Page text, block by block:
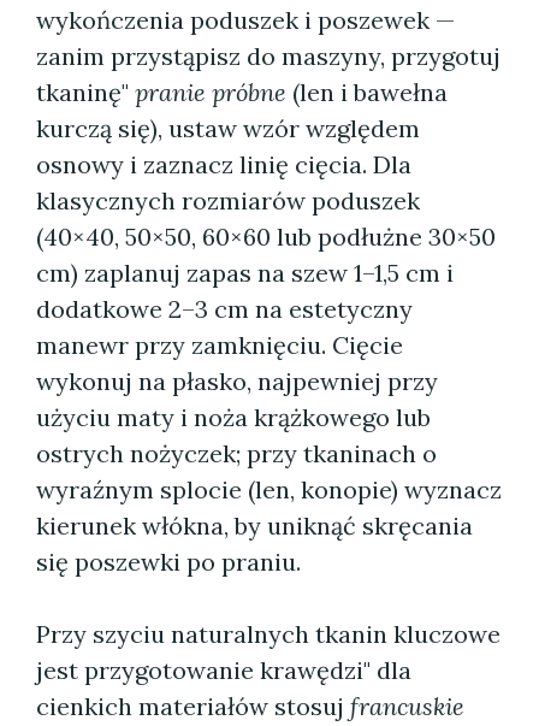
wykończenia poduszek i poszewek —
zanim przystąpisz do maszyny, przygotuj
tkaninę" pranie próbne (len i bawełna
kurczą się), ustaw wzór względem
osnowy i zaznacz linię cięcia. Dla
klasycznych rozmiarów poduszek
(40×40, 50×50, 60×60 lub podłużne 30×50
cm) zaplanuj zapas na szew 1–1,5 cm i
dodatkowe 2–3 cm na estetyczny
manewr przy zamknięciu. Cięcie
wykonuj na płasko, najpewniej przy
użyciu maty i noża krążkowego lub
ostrych nożyczek; przy tkaninach o
wyraźnym splocie (len, konopie) wyznacz
kierunek włókna, by uniknąć skręcania
się poszewki po praniu.
Przy szyciu naturalnych tkanin kluczowe
jest przygotowanie krawędzi" dla
cienkich materiałów stosuj francuskie